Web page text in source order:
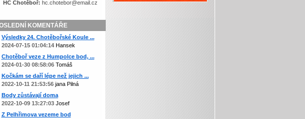
HC Chotěboř: zc.liame@robetohc.ch
KOMENTÁŘE
Výsledky 24. Chotěbořské Koule ...
2024-07-15 01:04:14Hansek
Chotěboř veze z Humpolce bod, ...
2024-01-30 08:58:06Tomáš
Kočkám se daří lépe než jejich ...
2022-10-11 21:53:56jana Pilná
Body zůstávají doma
2022-10-09 13:27:03Josef
Z Pelhřimova vezeme bod